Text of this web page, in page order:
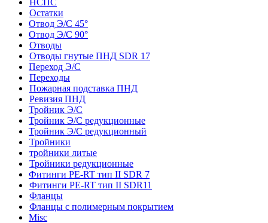
НСПС
Остатки
Отвод Э/С 45°
Отвод Э/С 90°
Отводы
Отводы гнутые ПНД SDR 17
Переход Э/С
Переходы
Пожарная подставка ПНД
Ревизия ПНД
Тройник Э/С
Тройник Э/С редукционные
Тройник Э/С редукционный
Тройники
тройники литые
Тройники редукционные
Фитинги PE-RT тип II SDR 7
Фитинги PE-RT тип II SDR11
Фланцы
Фланцы с полимерным покрытием
Misc